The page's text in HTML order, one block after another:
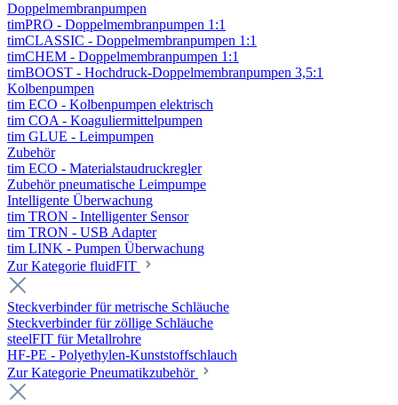
Doppelmembranpumpen
timPRO - Doppelmembranpumpen 1:1
timCLASSIC - Doppelmembranpumpen 1:1
timCHEM - Doppelmembranpumpen 1:1
timBOOST - Hochdruck-Doppelmembranpumpen 3,5:1
Kolbenpumpen
tim ECO - Kolbenpumpen elektrisch
tim COA - Koaguliermittelpumpen
tim GLUE - Leimpumpen
Zubehör
tim ECO - Materialstaudruckregler
Zubehör pneumatische Leimpumpe
Intelligente Überwachung
tim TRON - Intelligenter Sensor
tim TRON - USB Adapter
tim LINK - Pumpen Überwachung
Zur Kategorie fluidFIT
Steckverbinder für metrische Schläuche
Steckverbinder für zöllige Schläuche
steelFIT für Metallrohre
HF-PE - Polyethylen-Kunststoffschlauch
Zur Kategorie Pneumatikzubehör